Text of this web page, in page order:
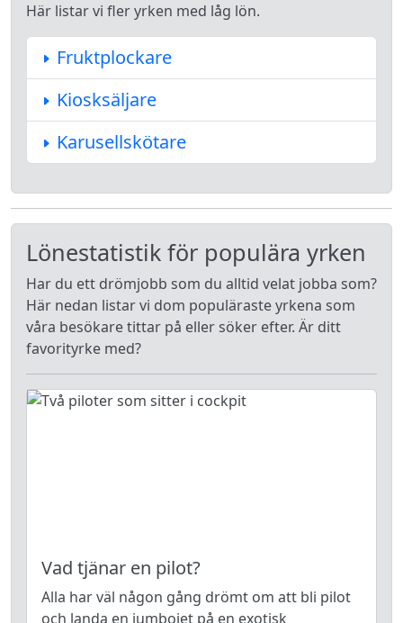
Här listar vi fler yrken med låg lön.
Fruktplockare
Kiosksäljare
Karusellskötare
Lönestatistik för populära yrken
Har du ett drömjobb som du alltid velat jobba som?
Här nedan listar vi dom populäraste yrkena som
våra besökare tittar på eller söker efter. Är ditt
favorityrke med?
Vad tjänar en pilot?
Alla har väl någon gång drömt om att bli pilot
och landa en jumbojet på en exotisk